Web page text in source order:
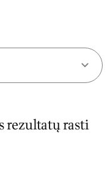
rezultatų rasti